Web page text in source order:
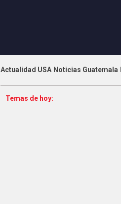
Actualidad USA Noticias Guatemala
Temas de hoy: